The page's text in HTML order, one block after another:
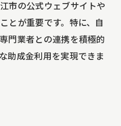
申請の成功事例
きポイントと失敗例
る助成金の選び方
成金を受け取るまで
市の公式ウェブサイトや
とが重要です。特に、自
門業者との連携を積極的
助成金利用を実現できま